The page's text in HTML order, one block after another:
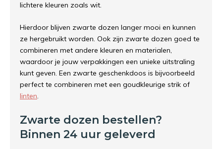
lichtere kleuren zoals wit.
Hierdoor blijven zwarte dozen langer mooi en kunnen
ze hergebruikt worden. Ook zijn zwarte dozen goed te
combineren met andere kleuren en materialen,
waardoor je jouw verpakkingen een unieke uitstraling
kunt geven. Een zwarte geschenkdoos is bijvoorbeeld
perfect te combineren met een goudkleurige strik of
linten.
Zwarte dozen bestellen?
Binnen 24 uur geleverd